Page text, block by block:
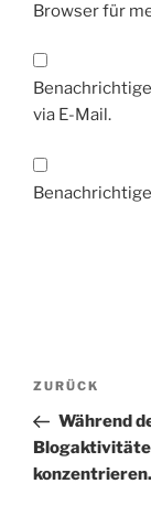
Browser für
via E-Mail.
Vorheriger
Beitrag
ZURÜCK
Während